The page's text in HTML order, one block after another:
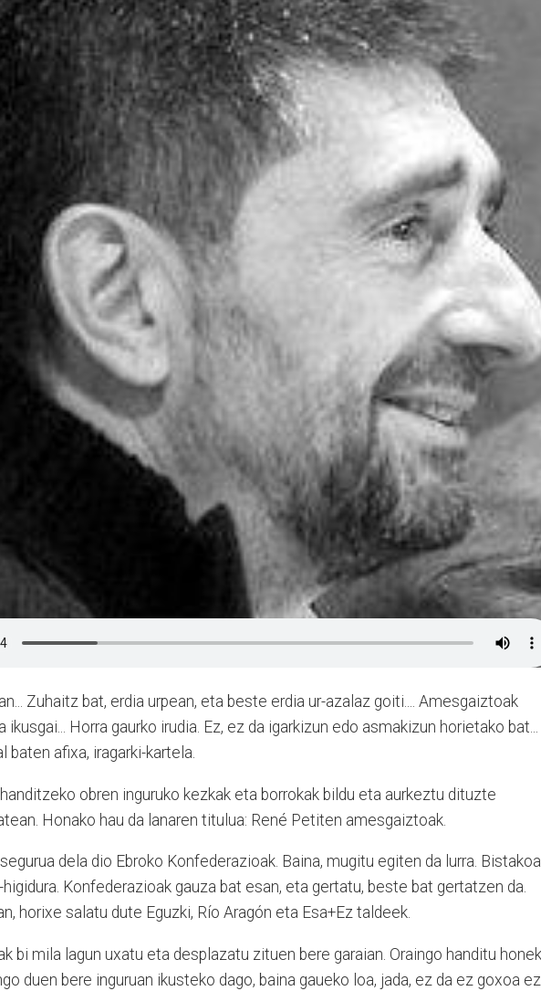
Zuhaitz bat, erdia urpean, eta beste erdia ur-azalaz goiti.... Amesgaiztoak
ikusgai... Horra gaurko irudia. Ez, ez da igarkizun edo asmakizun horietako bat...
baten afixa, iragarki-kartela.
obren inguruko kezkak eta borrokak bildu eta aurkeztu dituzte
Honako hau da lanaren titulua: René Petiten amesgaiztoak.
dela dio Ebroko Konfederazioak. Baina, mugitu egiten da lurra. Bistakoa
higidura. Konfederazioak gauza bat esan, eta gertatu, beste bat gertatzen da.
horixe salatu dute Eguzki, Río Aragón eta Esa+Ez taldeek.
bi mila lagun uxatu eta desplazatu zituen bere garaian. Oraingo handitu honek
duen bere inguruan ikusteko dago, baina gaueko loa, jada, ez da ez goxoa